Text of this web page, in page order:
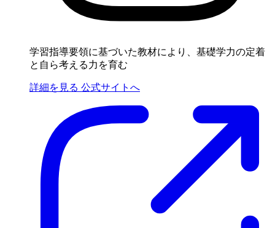
学習指導要領に基づいた教材により、基礎学力の定着
と自ら考える力を育む
詳細を見る 公式サイトへ